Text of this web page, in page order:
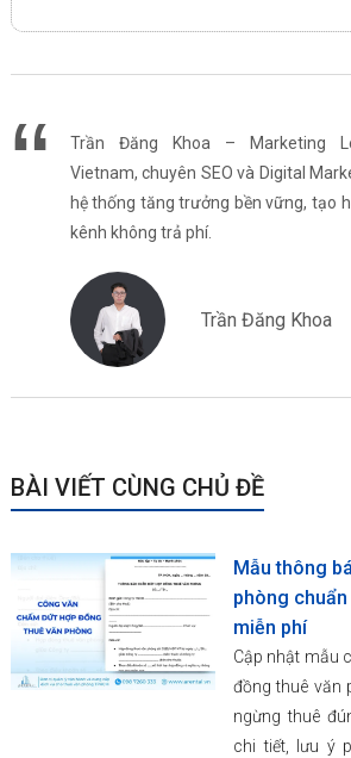
Trần Đăng Khoa – Marketing
Vietnam, chuyên SEO và Digital
hệ thống tăng trưởng bền vững, tạo
kênh không trả phí.
Trần Đăng Khoa
BÀI VIẾT CÙNG CHỦ ĐỀ
Mẫu thông
phòng
miễn phí
Cập nhật mẫu
đồng thuê văn
ngừng thuê
chi tiết, lưu ý